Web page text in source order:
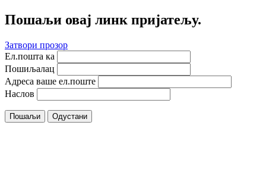
Пошаљи овај линк пријатељу.
Затвори прозор
Ел.пошта ка
Пошиљалац
Адреса ваше ел.поште
Наслов
Пошаљи Одустани